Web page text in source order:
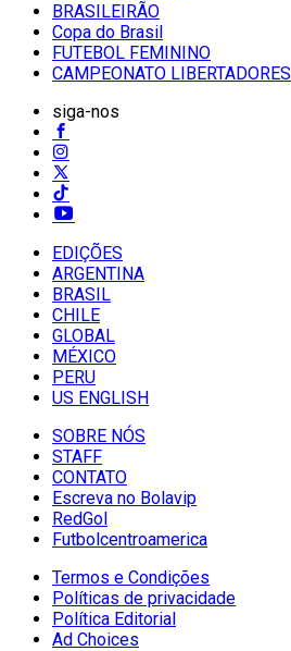
BRASILEIRÃO
Copa do Brasil
FUTEBOL FEMININO
CAMPEONATO LIBERTADORES
siga-nos
EDIÇÕES
ARGENTINA
BRASIL
CHILE
GLOBAL
MÉXICO
PERU
US ENGLISH
SOBRE NÓS
STAFF
CONTATO
Escreva no Bolavip
RedGol
Futbolcentroamerica
Termos e Condições
Políticas de privacidade
Política Editorial
Ad Choices